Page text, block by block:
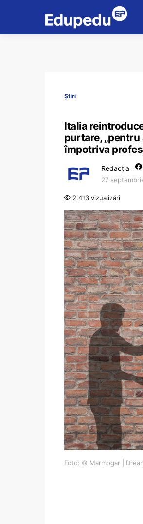
Știri
Italia
purtare,
împotriva
Redacția
27
2.413 vizualizări
Foto: © Marmogar |